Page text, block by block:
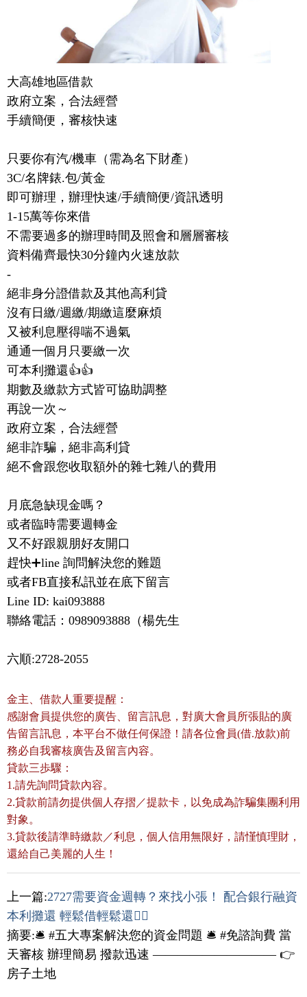
大高雄地區借款
政府立案，合法經營
手續簡便，審核快速
只要你有汽/機車（需為名下財產）
3C/名牌錶.包/黃金
即可辦理，辦理快速/手續簡便/資訊透明
1-15萬等你來借
不需要過多的辦理時間及照會和層層審核
資料備齊最快30分鐘內火速放款
-
絕非身分證借款及其他高利貸
沒有日繳/週繳/期繳這麼麻煩
又被利息壓得喘不過氣
通通一個月只要繳一次
可本利攤還👍👍
期數及繳款方式皆可協助調整
再說一次～
政府立案，合法經營
絕非詐騙，絕非高利貸
絕不會跟您收取額外的雜七雜八的費用
月底急缺現金嗎？
或者臨時需要週轉金
又不好跟親朋好友開口
趕快➕line 詢問解決您的難題
或者FB直接私訊並在底下留言
Line ID: kai093888
聯絡電話：0989093888（楊先生
六順:2728-2055
金主、借款人重要提醒：
感謝會員提供您的廣告、留言訊息，對廣大會員所張貼的廣
告留言訊息，本平台不做任何保證！請各位會員(借.放款)前
務必自我審核廣告及留言內容。
貸款三歩驟：
1.請先詢問貸款內容。
2.貸款前請勿提供個人存摺／提款卡，以免成為詐騙集團利用
對象。
3.貸款後請準時繳款／利息，個人信用無限好，請慬慎理財，
還給自己美麗的人生！
上一篇:2727需要資金週轉？來找小張！ 配合銀行融資
本利攤還 輕鬆借輕鬆還👌🏻
摘要:🛎 #五大專案解決您的資金問題 🛎 #免諮詢費 當
天審核 辦理簡易 撥款迅速 —————————— 👉
房子土地